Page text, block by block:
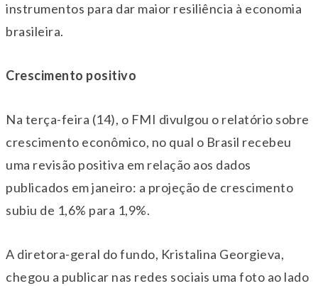
instrumentos para dar maior resiliência à economia
brasileira.
Crescimento positivo
Na terça-feira (14), o FMI divulgou o relatório sobre
crescimento econômico, no qual o Brasil recebeu
uma revisão positiva em relação aos dados
publicados em janeiro: a projeção de crescimento
subiu de 1,6% para 1,9%.
A diretora-geral do fundo, Kristalina Georgieva,
chegou a publicar nas redes sociais uma foto ao lado